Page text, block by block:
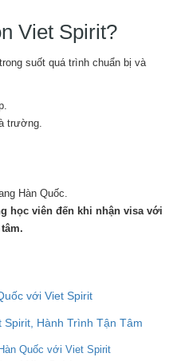
Viet Spirit?
suốt quá trình chuẩn bị và
trường.
Hàn Quốc.
học viên đến khi nhận visa với
với Viet Spirit
Spirit, Hành Trình Tận Tâm
Quốc với Viet Spirit